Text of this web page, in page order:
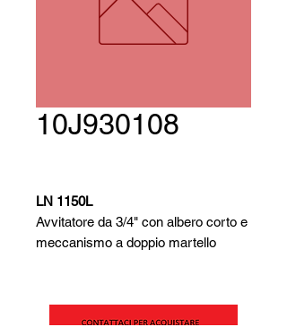
10J930108
LN 1150L
Avvitatore da 3/4" con albero corto e
meccanismo a doppio martello